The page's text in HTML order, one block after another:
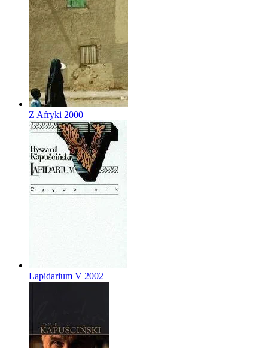
Z Afryki 2000
Lapidarium V 2002